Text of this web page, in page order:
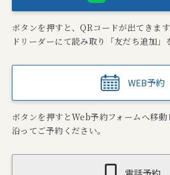
WEB予約
ボタンを押すとWeb予約フォームへ移動
沿ってご予約ください。
ボタンを押すと、QRコードが出てきま
ドリーダーにて読み取り「友だち追加」